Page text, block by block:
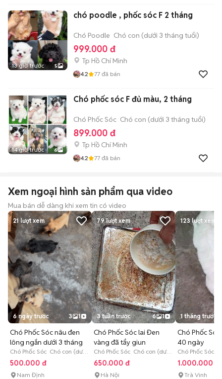
13 giờ trước 5
chó poodle , phốc sóc F 2 tháng
Chó Poodle Chó con (dưới 3 tháng tuổi)
999.000 đ
Tp Hồ Chí Minh
4.2 77 đã bán
14 giờ trước 6
Chó phốc sóc F đủ màu, 2 tháng
Chó Phốc Sóc Chó con (dưới 3 tháng tuổi)
899.000 đ
Tp Hồ Chí Minh
4.2 77 đã bán
Xem ngoại hình sản phẩm qua video
Mua bán dễ dàng khi xem tin có video
21 lượt xem
6 ngày trước 3 1
Chó Phốc Sóc nâu đen
lông ngắn dưới 3 tháng
Chó Phốc Sóc Chó con (dưới
3 tháng tuổi)
500.000 đ
Nam Định
79lượt xem
3 tuần trước 6 1
Chó Phốc Sóc lai Đen
vàng đã tẩy giun
Chó Phốc Sóc Chó con (dưới
3 tháng tuổi)
650.000 đ
Hà Nội
123lượt xem
1 tháng trước
Chó Phốc Sóc
40 ngày
Chó Phốc Sóc
3 tháng tuổi)
1.000.000 đ
Trà Vinh